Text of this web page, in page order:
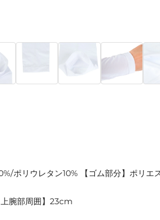
ポリウレタン10% 【ゴム部分】ポリエ
腕部周囲】23cm